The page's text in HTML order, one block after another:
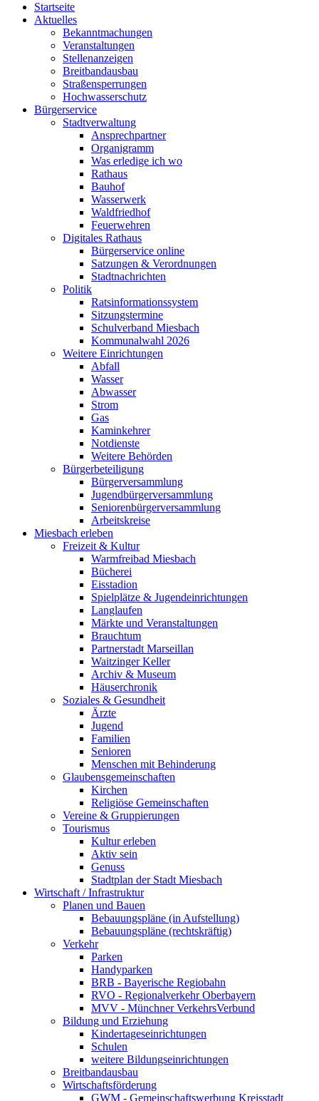
Startseite
Aktuelles
Bekanntmachungen
Veranstaltungen
Stellenanzeigen
Breitbandausbau
Straßensperrungen
Hochwasserschutz
Bürgerservice
Stadtverwaltung
Ansprechpartner
Organigramm
Was erledige ich wo
Rathaus
Bauhof
Wasserwerk
Waldfriedhof
Feuerwehren
Digitales Rathaus
Bürgerservice online
Satzungen & Verordnungen
Stadtnachrichten
Politik
Ratsinformationssystem
Sitzungstermine
Schulverband Miesbach
Kommunalwahl 2026
Weitere Einrichtungen
Abfall
Wasser
Abwasser
Strom
Gas
Kaminkehrer
Notdienste
Weitere Behörden
Bürgerbeteiligung
Bürgerversammlung
Jugendbürgerversammlung
Seniorenbürgerversammlung
Arbeitskreise
Miesbach erleben
Freizeit & Kultur
Warmfreibad Miesbach
Bücherei
Eisstadion
Spielplätze & Jugendeinrichtungen
Langlaufen
Märkte und Veranstaltungen
Brauchtum
Partnerstadt Marseillan
Waitzinger Keller
Archiv & Museum
Häuserchronik
Soziales & Gesundheit
Ärzte
Jugend
Familien
Senioren
Menschen mit Behinderung
Glaubensgemeinschaften
Kirchen
Religiöse Gemeinschaften
Vereine & Gruppierungen
Tourismus
Kultur erleben
Aktiv sein
Genuss
Stadtplan der Stadt Miesbach
Wirtschaft / Infrastruktur
Planen und Bauen
Bebauungspläne (in Aufstellung)
Bebauungspläne (rechtskräftig)
Verkehr
Parken
Handyparken
BRB - Bayerische Regiobahn
RVO - Regionalverkehr Oberbayern
MVV - Münchner VerkehrsVerbund
Bildung und Erziehung
Kindertageseinrichtungen
Schulen
weitere Bildungseinrichtungen
Breitbandausbau
Wirtschaftsförderung
GWM - Gemeinschaftswerbung Kreisstadt